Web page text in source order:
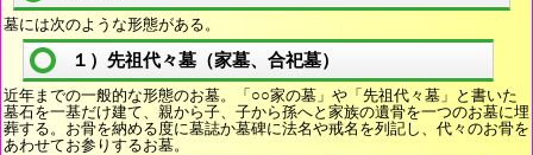
墓には次のような形態がある。
１）先祖代々墓（家墓、合祀墓）
近年までの一般的な形態のお墓。「○○家の墓」や「先祖代々墓」と書いた
墓石を一基だけ建て、親から子、子から孫へと家族の遺骨を一つのお墓に埋
葬する。お骨を納める度に墓誌か墓碑に法名や戒名を列記し、代々のお骨を
あわせてお参りするお墓。